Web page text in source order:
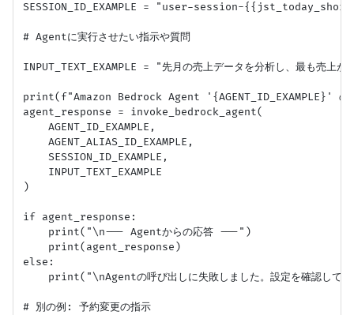
SESSION_ID_EXAMPLE = "user-session-
# Agentに実行させたい指示や質問
INPUT_TEXT_EXAMPLE = "先月の売上データを分析し、最も売上
print(f"Amazon Bedrock Agent '{AGENT_ID_EXAMPLE}' の
agent_response = invoke_bedrock_agent(
    AGENT_ID_EXAMPLE,
    AGENT_ALIAS_ID_EXAMPLE,
    SESSION_ID_EXAMPLE,
    INPUT_TEXT_EXAMPLE
)
if agent_response:
    print("\n--- Agentからの応答 ---")
    print(agent_response)
else:
print("\nAgentの呼び出しに失敗しました。設定を確認して
# 別の例: 予約変更の指示